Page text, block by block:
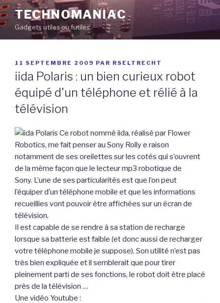
Aller
au
contenu
principal
TECHNOMANIAC
Gadgets utiles ou futiles
PUBLIÉ
LE
11 SEPTEMBRE 2009 PAR RSELTRECHT
iida Polaris : un bien curieux robot
équipé d'un téléphone et rélié à la
télévision
Ce robot nommé iida, réalisé par Flower
Robotics, me fait penser au Sony Rolly e raison
notamment de ses oreilettes sur les cotés qui s’ouvrent
de la même façon que le lecteur mp3 robotique de
Sony. L’une de ses particularités est que l’on peut
l’équiper d’un téléphone mobile et que les informations
recueillies vont pouvoir être affichées sur un écran de
télévision.
Il est capable de se rendre à sa station de recharge
lorsque sa batterie est faible (et donc aussi de recharger
votre téléphone mobile je suppose). Son utilité n’est pas
très bien expliquée et il semblerait que pour tirer
pleinement parti de ses fonctions, le robot doit être placé
près de la télévision …
Une vidéo Youtube :